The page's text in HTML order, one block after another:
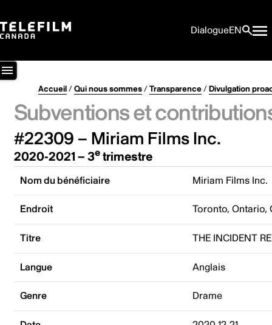
DialogueEN
Accueil/Qui nous sommes/Transparence/Divulgation
Subventions et
#22309 – Miriam Films Inc.
2020-2021 – 3etrimestre
Nom du bénéficiaire Miriam Films Inc.
Endroit Toronto, Ontario,
Titre THE INCIDENT
Langue Anglais
Genre Drame